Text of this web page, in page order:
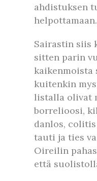
ahdistuksen
helpottamaan.
Sairastin siis
sitten parin
kaikenmoista
kuitenkin
listalla olivat
borrelioosi,
danlos,
tauti ja ties
Oireilin
että